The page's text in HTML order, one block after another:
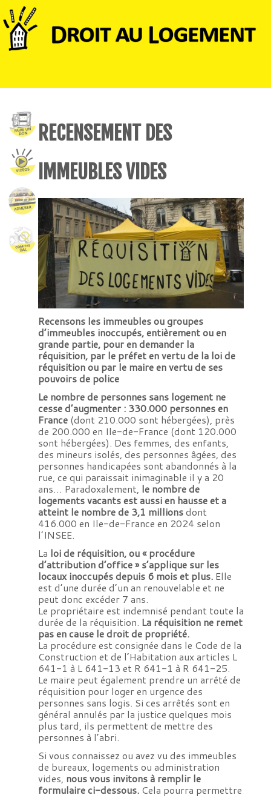
RECENSEMENT DES
IMMEUBLES VIDES
Recensons les immeubles ou groupes
d’immeubles inoccupés, entièrement ou en
grande partie, pour en demander la
réquisition, par le préfet en vertu de la loi de
réquisition ou par le maire en vertu de ses
pouvoirs de police
Le nombre de personnes sans logement ne
cesse d’augmenter : 330.000 personnes en
France(dont 210.000 sont hébergées), près
de 200.000 en Ile-de-France (dont 120.000
sont hébergées). Des femmes, des enfants,
des mineurs isolés, des personnes âgées, des
personnes handicapées sont abandonnés à la
rue, ce qui paraissait inimaginable il y a 20
ans… Paradoxalement, le nombre de
logements vacants est aussi en hausse et a
atteint le nombre de 3,1 millionsdont
416.000 en Ile-de-France en 2024 selon
l’INSEE.
La loi de réquisition, ou « procédure
d’attribution d’office » s’applique sur les
locaux inoccupés depuis 6 mois et plus.Elle
est d’une durée d’un an renouvelable et ne
peut donc excéder 7 ans.
Le propriétaire est indemnisé pendant toute la
durée de la réquisition. La réquisition ne remet
pas en cause le droit de propriété.
La procédure est consignée dans le Code de la
Construction et de l’Habitation aux articles L
641-1 à L 641-13 et R 641-1 à R 641-25.
Le maire peut également prendre un arrêté de
réquisition pour loger en urgence des
personnes sans logis. Si ces arrêtés sont en
général annulés par la justice quelques mois
plus tard, ils permettent de mettre des
personnes à l’abri.
Si vous connaissez ou avez vu des immeubles
de bureaux, logements ou administration
vides, nous vous invitons à remplir le
formulaire ci-dessous.Cela pourra permettre